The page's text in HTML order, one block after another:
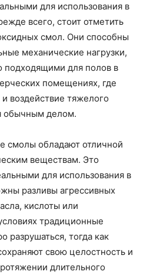
для использования в
всего, стоит отметить
смол. Они способны
механические нагрузки,
подходящими для полов в
помещениях, где
воздействие тяжелого
обычным делом.
смолы обладают отличной
веществам. Это
для использования в
разливы агрессивных
кислоты или
традиционные
разрушаться, тогда как
свою целостность и
длительного